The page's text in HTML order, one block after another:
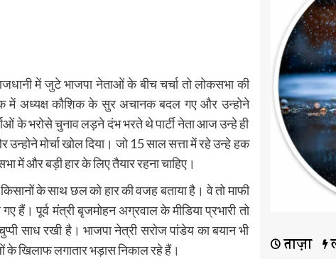
में जुटे भाजपा नेताओं के बीच चर्चा तो लोकसभा की
में अध्यक्ष कौशिक के सुर अचानक बदल गए और उन्होने
के भरोसे चुनाव लड़ने दंभ भरते थे पार्टी नेता आज उन्हे ही
मोर्चा खोल दिया। जो 15 साल सत्ता में रहे उन्हे हक
में और बड़ी हार के लिए तैयार रहना चाहिए।
के साथ छल को हार की वजह बताया है। वे तो माफी
पूर्व मंत्री बृजमोहन अग्रवाल के मीडिया प्रभारी तो
साध रखी है। भाजपा नेत्री सरोज पांडेय का बयान भी
के खिलाफ लगातार भड़ास निकाल रहे हैं।
ताज़ा